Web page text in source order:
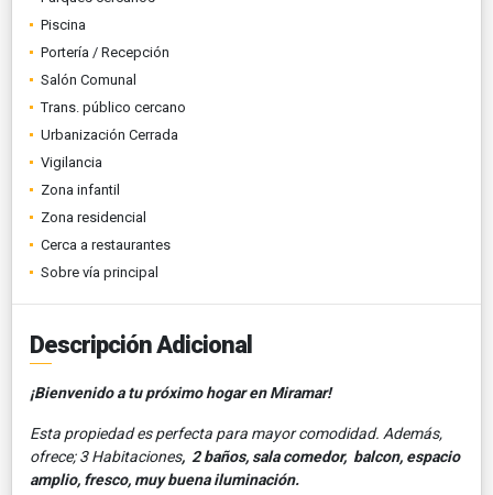
Piscina
Portería / Recepción
Salón Comunal
Trans. público cercano
Urbanización Cerrada
Vigilancia
Zona infantil
Zona residencial
Cerca a restaurantes
Sobre vía principal
Descripción Adicional
¡Bienvenido a tu próximo hogar en Miramar!
Esta propiedad es perfecta para mayor comodidad. Además,
ofrece; 3 Habitaciones, 2 baños, sala comedor, balcon, espacio
amplio, fresco, muy buena iluminación.